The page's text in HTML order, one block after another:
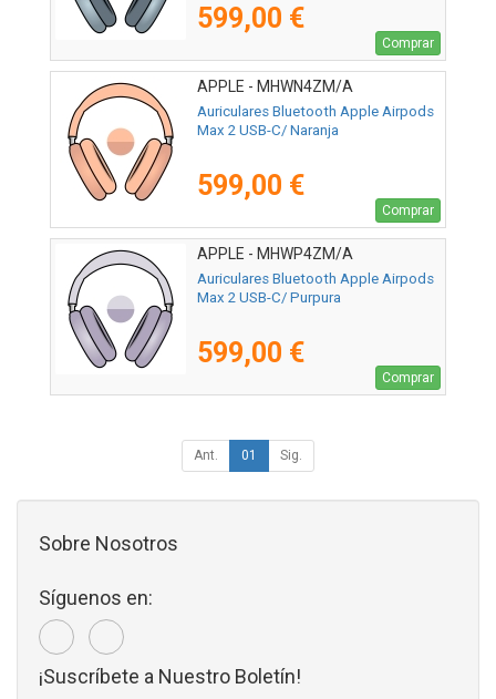
599,00 €
Comprar
APPLE - MHWN4ZM/A
Auriculares Bluetooth Apple Airpods
Max 2 USB-C/ Naranja
599,00 €
Comprar
APPLE - MHWP4ZM/A
Auriculares Bluetooth Apple Airpods
Max 2 USB-C/ Purpura
599,00 €
Comprar
Ant. 01 Sig.
Sobre Nosotros
Síguenos en:
¡Suscríbete a Nuestro Boletín!